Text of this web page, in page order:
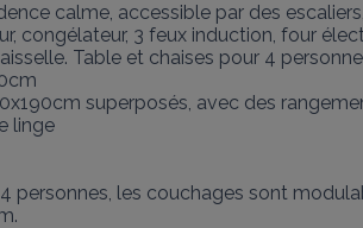
calme, accessible par des
congélateur, 3 feux induction, four
Table et chaises pour 4
superposés, avec des
linge
personnes, les couchages sont